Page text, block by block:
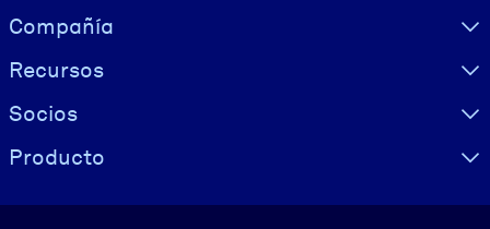
Visually hidden Text
Compañía
Recursos
Socios
Producto